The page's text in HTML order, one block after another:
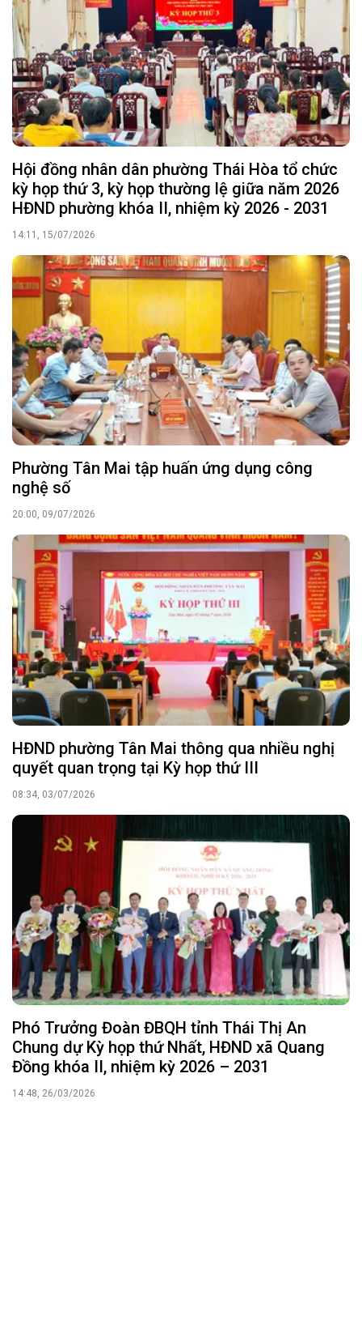
Hội đồng nhân dân phường Thái Hòa tổ chức
kỳ họp thứ 3, kỳ họp thường lệ giữa năm 2026
HĐND phường khóa II, nhiệm kỳ 2026 - 2031
14:11, 15/07/2026
Phường Tân Mai tập huấn ứng dụng công
nghệ số
20:00, 09/07/2026
HĐND phường Tân Mai thông qua nhiều nghị
quyết quan trọng tại Kỳ họp thứ III
08:34, 03/07/2026
Phó Trưởng Đoàn ĐBQH tỉnh Thái Thị An
Chung dự Kỳ họp thứ Nhất, HĐND xã Quang
Đồng khóa II, nhiệm kỳ 2026 – 2031
14:48, 26/03/2026